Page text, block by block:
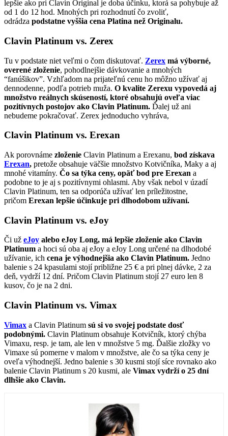
lepšie ako pri Clavin Original je doba účinku, ktorá sa pohybuje až
od 1 do 12 hod. Mnohých pri rozhodnutí čo zvoliť,
odrádza podstatne vyššia cena Platina než Originalu.
Clavin Platinum vs. Zerex
Tu v podstate niet veľmi o čom diskutovať. Zerex má výborné,
overené zloženie, pohodlnejšie dávkovanie a mnohých
“fanúšikov”. Vzhľadom na prijateľnú cenu ho môžno užívať aj
dennodenne, podľa potrieb muža. O kvalite Zerexu vypovedá aj
množstvo reálnych skúseností, ktoré obsahujú oveľa viac
pozitívnych postojov ako Clavin Platinum. Ďalej už ani
nebudeme pokračovať. Zerex jednoducho vyhráva,
Clavin Platinum vs. Erexan
Ak porovnáme zloženie Clavin Platinum a Erexanu, bod získava
Erexan, pretože obsahuje väčšie množstvo Kotvičníka, Maky a aj
mnohé vitamíny. Čo sa týka ceny, opäť bod pre Erexan a
podobne to je aj s pozitívnymi ohlasmi. Aby však nebol v úzadí
Clavin Platinum, ten sa odporúča užívať len príležitostne,
pričom Erexan lepšie účinkuje pri dlhodobom užívaní.
Clavin Platinum vs. eJoy
Či už eJoy alebo eJoy Long, má lepšie zloženie ako Clavin
Platinum a hoci sú oba aj eJoy a eJoy Long určené na dlhodobé
užívanie, ich cena je výhodnejšia ako Clavin Platinum. Jedno
balenie s 24 kpasulami stojí približne 25 € a pri plnej dávke, 2 za
deň, vydrží 12 dní. Pričom Clavin Platinum stojí 27 euro len 8
kusov, čo je na 2 dni.
Clavin Platinum vs. Vimax
Vimax a Clavin Platinum sú si vo svojej podstate dosť
podobnými. Clavin Platinum obsahuje Kotvičník, ktorý chýba
Vimaxu, resp. je tam, ale len v množstve 5 mg. Ďalšie zložky vo
Vimaxe sú pomerne v malom v množstve, ale čo sa týka ceny je
oveľa výhodnejší. Jedno balenie s 30 kusmi stojí síce rovnako ako
balenie Clavin Platinum s 20 kusmi, ale Vimax vydrží o 25 dní
dlhšie ako Clavin.